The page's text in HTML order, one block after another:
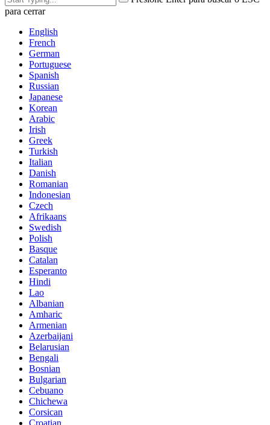
para cerrar
English
French
German
Portuguese
Spanish
Russian
Japanese
Korean
Arabic
Irish
Greek
Turkish
Italian
Danish
Romanian
Indonesian
Czech
Afrikaans
Swedish
Polish
Basque
Catalan
Esperanto
Hindi
Lao
Albanian
Amharic
Armenian
Azerbaijani
Belarusian
Bengali
Bosnian
Bulgarian
Cebuano
Chichewa
Corsican
Croatian